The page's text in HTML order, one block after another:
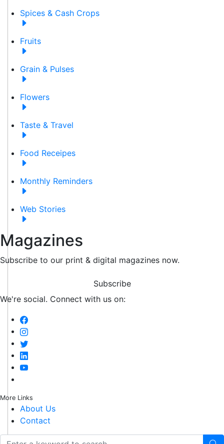
Spices & Cash Crops
Fruits
Grain & Pulses
Flowers
Taste & Travel
Food Receipes
Monthly Reminders
Web Stories
Magazines
Subscribe to our print & digital magazines now.
Subscribe
We're social. Connect with us on:
More Links
About Us
Contact